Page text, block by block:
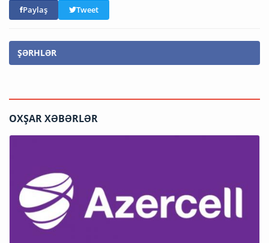
Paylaş Tweet
ŞƏRHLƏR
OXŞAR XƏBƏRLƏR